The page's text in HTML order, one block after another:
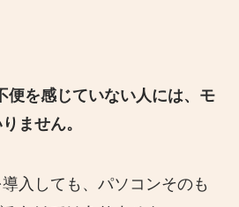
便を感じていない人には、モ
ません。
入しても、パソコンそのも